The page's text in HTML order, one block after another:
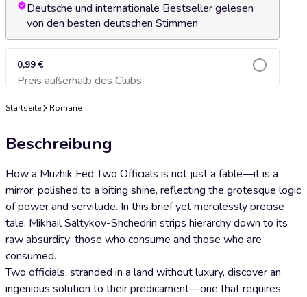
Deutsche und internationale Bestseller gelesen
von den besten deutschen Stimmen
0,99 €
Preis außerhalb des ClubsZum Warenkorb hinzufügen
Startseite Romane
Beschreibung
How a Muzhik Fed Two Officials is not just a fable—it is a
mirror, polished to a biting shine, reflecting the grotesque logic
of power and servitude. In this brief yet mercilessly precise
tale, Mikhail Saltykov-Shchedrin strips hierarchy down to its
raw absurdity: those who consume and those who are
consumed.
Two officials, stranded in a land without luxury, discover an
ingenious solution to their predicament—one that requires